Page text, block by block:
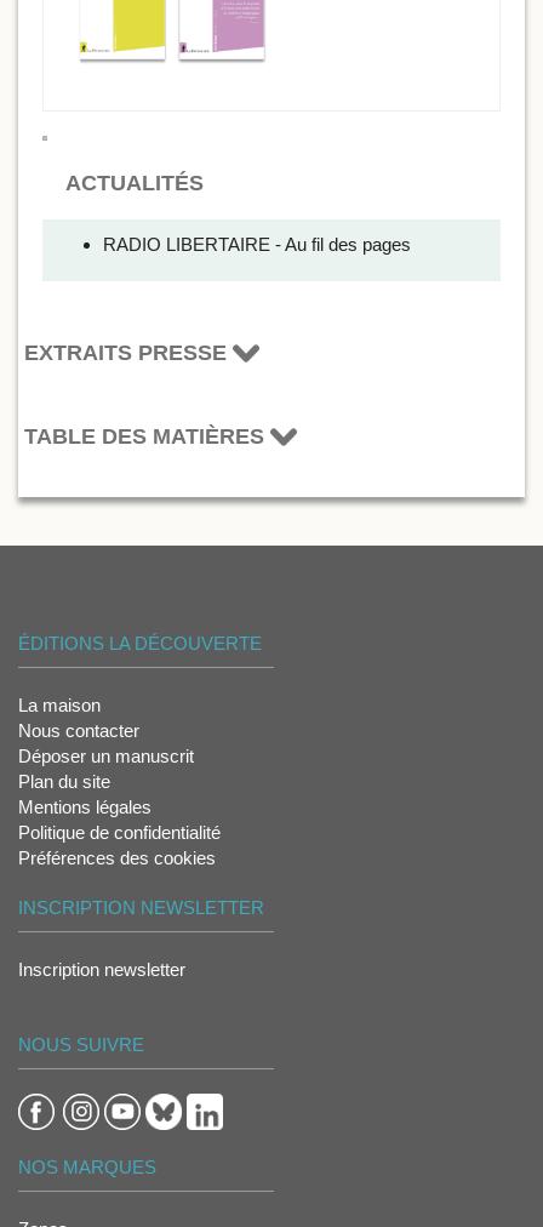
ACTUALITÉS
RADIO LIBERTAIRE - Au fil des pages
EXTRAITS PRESSE
TABLE DES MATIÈRES
ÉDITIONS LA DÉCOUVERTE
La maison
Nous contacter
Déposer un manuscrit
Plan du site
Mentions légales
Politique de confidentialité
Préférences des cookies
INSCRIPTION NEWSLETTER
Inscription newsletter
NOUS SUIVRE
NOS MARQUES